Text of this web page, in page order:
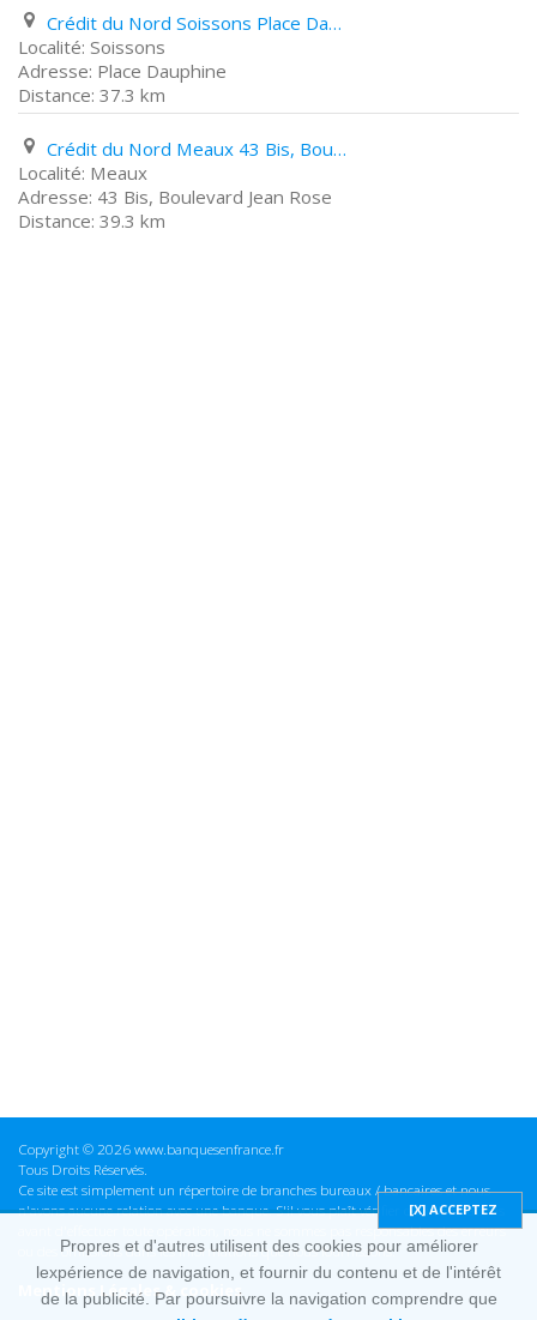
Crédit du Nord Soissons Place Dauphine
Soissons
Place Dauphine
37.3 km
Crédit du Nord Meaux 43 Bis, Boulevard Jean Rose
Meaux
43 Bis, Boulevard Jean Rose
39.3 km
Copyright © 2026 www.banquesenfrance.fr
Tous Droits Réservés.
Ce site est simplement un répertoire de branches bureaux / bancaires et nous
n'avons aucune relation avec une banque. S'il vous plaît vérifier ces informations
avant d'effectuer toute opération, nous ne sommes pas responsables des erreurs
ou des omissions dans les informations que nous fournissons.
Mentions Légales & cookies
Propres et d'autres utilisent des cookies pour améliorer
lexpérience de navigation, et fournir du contenu et de l'intérêt
de la publicité. Par poursuivre la navigation comprendre que